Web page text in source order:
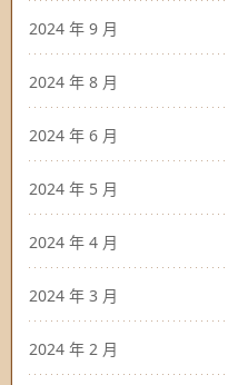
2024 年 9 月
2024 年 8 月
2024 年 6 月
2024 年 5 月
2024 年 4 月
2024 年 3 月
2024 年 2 月